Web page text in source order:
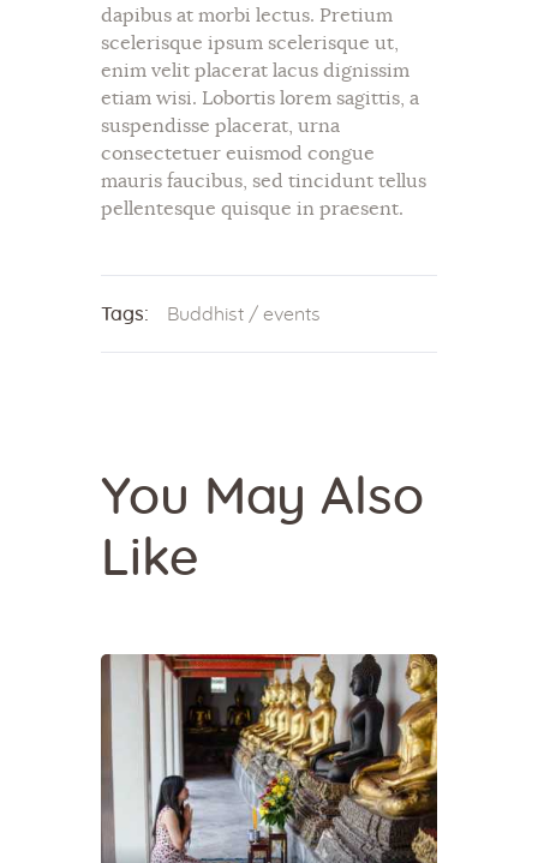
dapibus at morbi lectus. Pretium
scelerisque ipsum scelerisque ut,
enim velit placerat lacus dignissim
etiam wisi. Lobortis lorem sagittis, a
suspendisse placerat, urna
consectetuer euismod congue
mauris faucibus, sed tincidunt tellus
pellentesque quisque in praesent.
Tags: Buddhist/ events
You May Also
Like